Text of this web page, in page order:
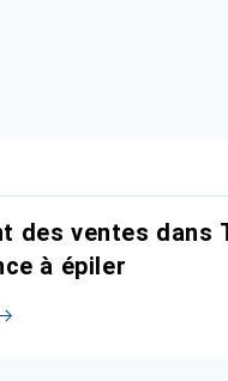
des ventes dans
à épiler